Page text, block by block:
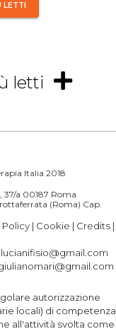
LETTI
letti
Italia 2018
37/a 00187 Roma
(Roma) Cap.
Policy | Cookie | Credits |
autorizzazione
locali) di competenza
all'attività svolta come